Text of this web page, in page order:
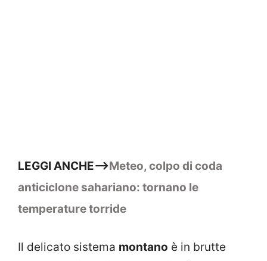
LEGGI ANCHE–>Meteo, colpo di coda
anticiclone sahariano: tornano le
temperature torride
Il delicato sistema montano è in brutte